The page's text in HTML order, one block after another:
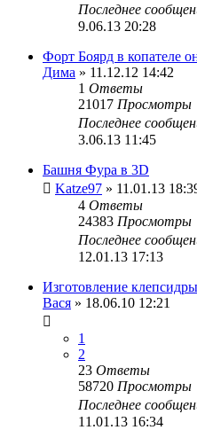
Последнее
9.06.13 20:28
Форт Боярд в копателе
Дима » 11.12.12 14:42
1 Ответы
21017 Просмотры
Последнее
3.06.13 11:45
Башня Фура в 3D
Katze97 » 11.01.13
4 Ответы
24383 Просмотры
Последнее
12.01.13 17:13
Изготовление клепсидры
Вася » 18.06.10 12:21
1
2
23 Ответы
58720 Просмотры
Последнее
11.01.13 16:34